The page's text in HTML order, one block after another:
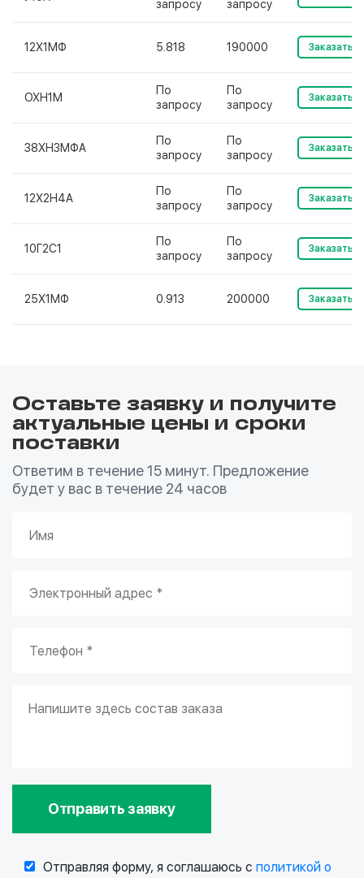
запросу запросу
12Х1МФ 5.818 190000 Заказать
ОХН1М
По
запросу
По
запросу
Заказать
38ХН3МФА
По
запросу
По
запросу
Заказать
12Х2Н4А
По
запросу
По
запросу
Заказать
10Г2С1
По
запросу
По
запросу
Заказать
25Х1МФ 0.913 200000 Заказать
Оставьте заявку и получите
актуальные цены и сроки
поставки
Ответим в течение 15 минут. Предложение
будет у вас в течение 24 часов
Отправить заявку
Отправляя форму, я соглашаюсь с политикой о